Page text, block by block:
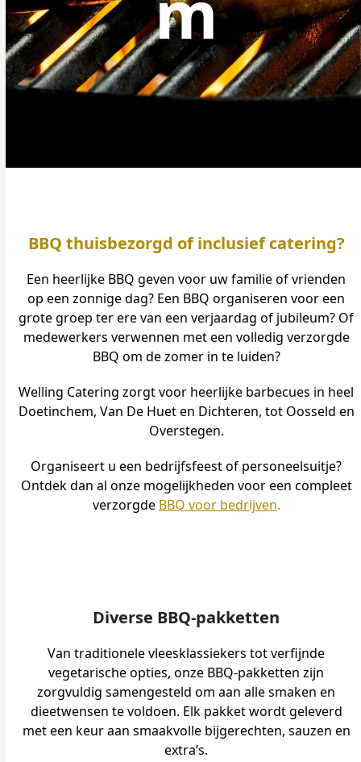
BBQ thuisbezorgd of inclusief catering?
Een heerlijke BBQ geven voor uw familie of vrienden
op een zonnige dag? Een BBQ organiseren voor een
grote groep ter ere van een verjaardag of jubileum? Of
medewerkers verwennen met een volledig verzorgde
BBQ om de zomer in te luiden?
Welling Catering zorgt voor heerlijke barbecues in heel
Doetinchem, Van De Huet en Dichteren, tot Oosseld en
Overstegen.
Organiseert u een bedrijfsfeest of personeelsuitje?
Ontdek dan al onze mogelijkheden voor een compleet
verzorgde BBQ voor bedrijven.
Diverse BBQ-pakketten
Van traditionele vleesklassiekers tot verfijnde
vegetarische opties, onze BBQ-pakketten zijn
zorgvuldig samengesteld om aan alle smaken en
dieetwensen te voldoen. Elk pakket wordt geleverd
met een keur aan smaakvolle bijgerechten, sauzen en
extra’s.